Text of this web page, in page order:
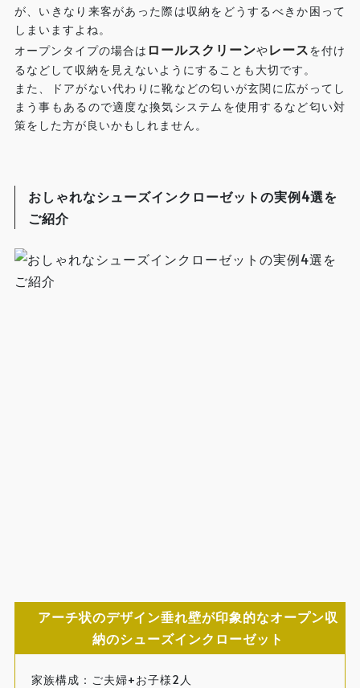
が、いきなり来客があった際は収納をどうするべきか困って
しまいますよね。
オープンタイプの場合は ロールスクリーンやレースを付け
るなどして収納を見えないようにすることも大切です。
また、ドアがない代わりに靴などの匂いが玄関に広がってし
まう事もあるので適度な換気システムを使用するなど匂い対
策をした方が良いかもしれません。
おしゃれなシューズインクローゼットの実例4選を
ご紹介
アーチ状のデザイン垂れ壁が印象的なオープン収
納のシューズインクローゼット
家族構成：ご夫婦+お子様2人